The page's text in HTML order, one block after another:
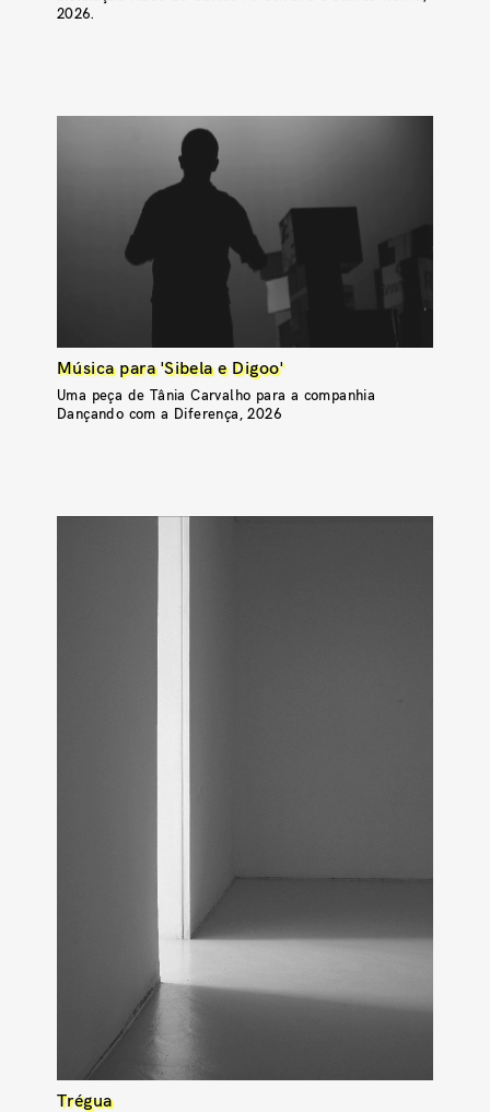
2026.
Música para 'Sibela e Digoo'
Uma peça de Tânia Carvalho para a companhia
Dançando com a Diferença, 2026
Trégua